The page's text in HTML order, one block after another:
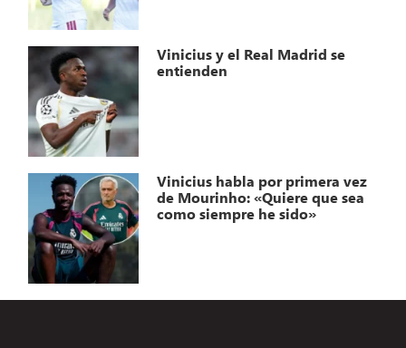
Vinicius y el Real Madrid se
entienden
Vinicius habla por primera vez
de Mourinho: «Quiere que sea
como siempre he sido»